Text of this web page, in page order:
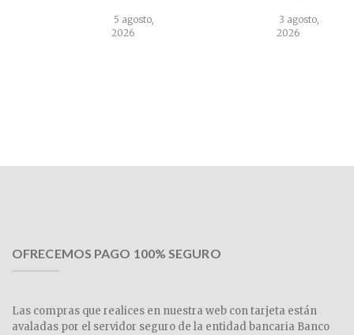
5 agosto,
2026
3 agosto,
2026
OFRECEMOS PAGO 100% SEGURO
Las compras que realices en nuestra web con tarjeta están
avaladas por el servidor seguro de la entidad bancaria Banco